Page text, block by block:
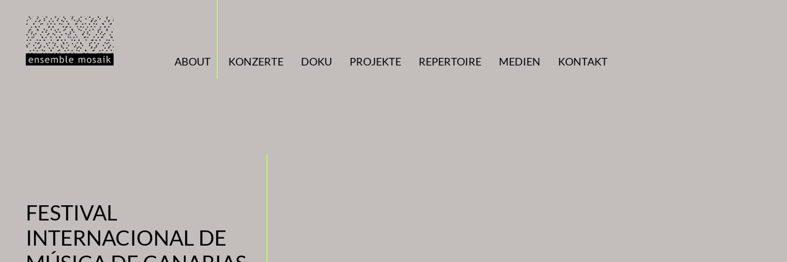
Inhalt
springen
ABOUT
KONZERTE DOKU PROJEKTE REPERTOIRE MEDIEN KONTAKT
FESTIVAL
INTERNACIONAL DE